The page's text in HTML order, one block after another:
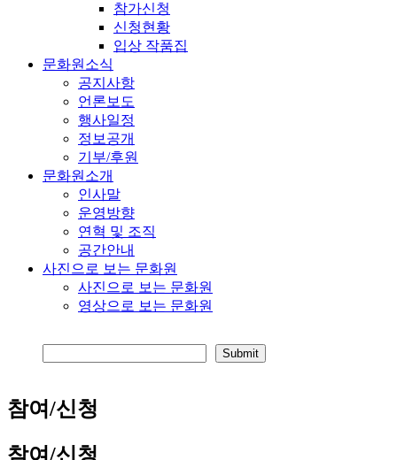
참가신청
신청현황
입상 작품집
문화원소식
공지사항
언론보도
행사일정
정보공개
기부/후원
문화원소개
인사말
운영방향
연혁 및 조직
공간안내
사진으로 보는 문화원
사진으로 보는 문화원
영상으로 보는 문화원
참여/신청
참여/신청